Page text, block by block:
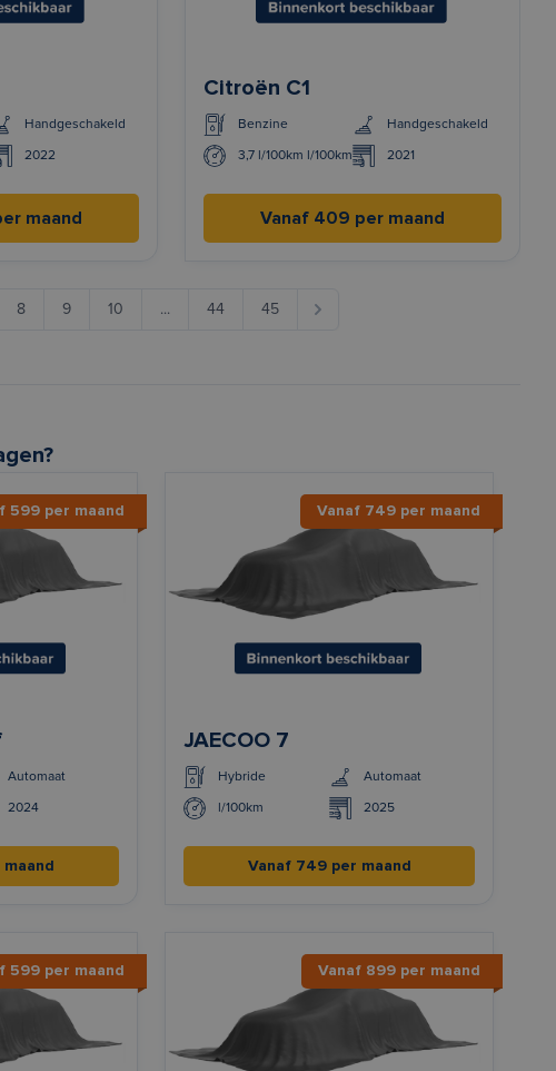
Handgeschakeld
2022
maand
Citroën C1
Benzine Handgeschakeld
3,7 l/100km l/100km 2021
Vanaf 409 per maand
8 9 10 ... 44 45
599 per maand
Automaat
2024
Vanaf 749 per maand
JAECOO 7
Hybride Automaat
l/100km 2025
Vanaf 749 per maand
599 per maand Vanaf 899 per maand